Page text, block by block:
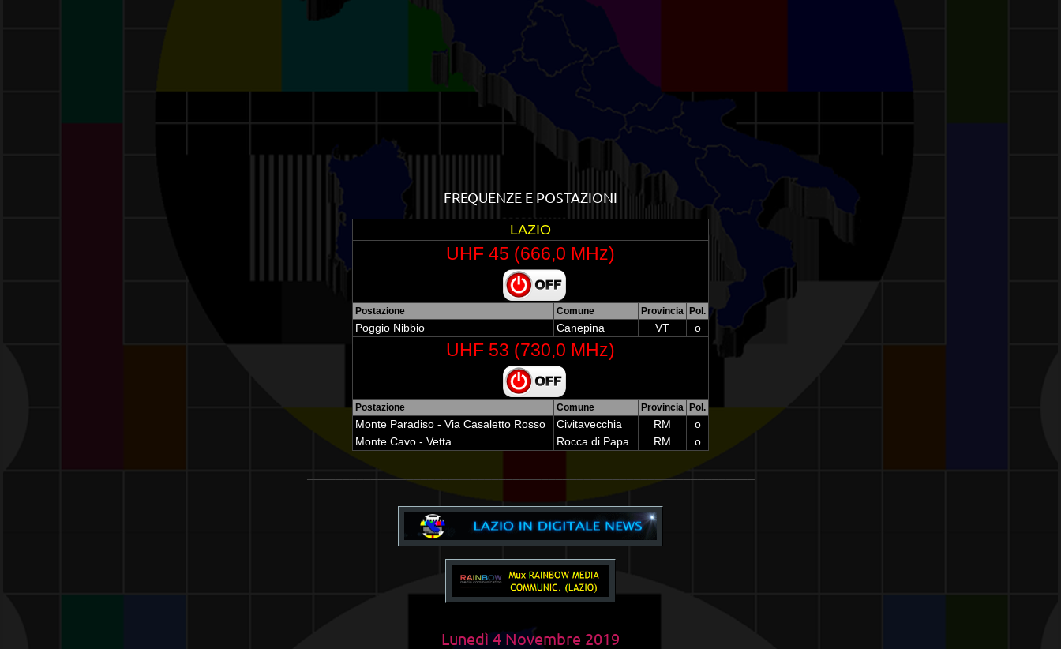
FREQUENZE E POSTAZIONI
LAZIO
UHF 45 (666,0 MHz)
Postazione Comune Provincia Pol.
Poggio Nibbio Canepina VT o
UHF 53 (730,0 MHz)
Postazione Comune Provincia Pol.
Monte Paradiso - Via Casaletto Rosso Civitavecchia RM
o
Monte Cavo - Vetta
Rocca di Papa RM o
_______________________________________________________________
Lunedì 4 Novembre 2019